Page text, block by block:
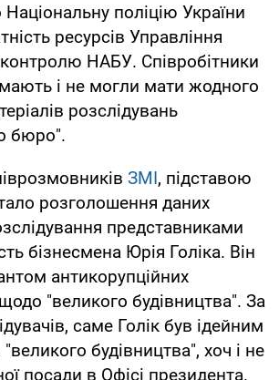
поліцію України
ресурсів Управління
НАБУ. Співробітники
мають і не могли мати жодного
розслідувань
бюро".
ЗМІ, підставою
розголошення даних
представниками
бізнесмена Юрія Голіка. Він
антикорупційних
"великого будівництва". За
саме Голік був ідейним
будівництва", хоч і не
посади в Офісі президента.